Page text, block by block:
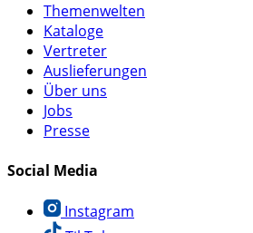
Themenwelten
Kataloge
Vertreter
Auslieferungen
Über uns
Jobs
Presse
Social Media
Instagram